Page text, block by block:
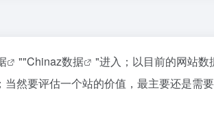
""Chinaz数据
"进入；以目前的网站
然要评估一个站的价值，最主要还是需